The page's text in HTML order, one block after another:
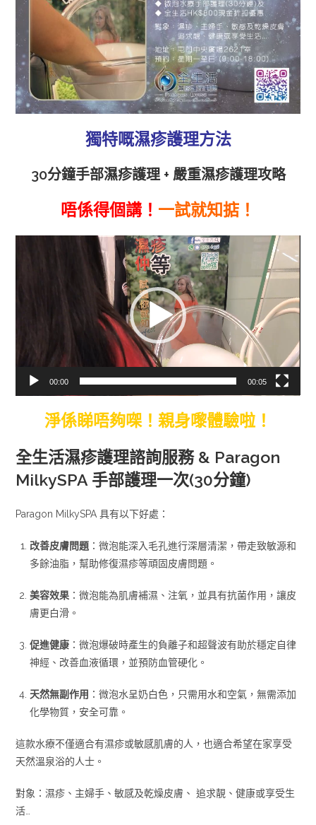
獨特嘅濕疹護理方法
30分鐘手部濕疹護理 + 嚴重濕疹護理攻略
唔係得個講！ 一試就知掂！
00:00 00:05
淨係睇唔夠㗎！親身嚟體驗啦！
全生活濕疹護理諮詢服務 & Paragon
MilkySPA 手部護理一次(30分鐘)
Paragon MilkySPA 具有以下好處：
改善皮膚問題 ：微泡能深入毛孔進行深層清潔，帶走致敏源和
多餘油脂，幫助修復濕疹等頑固皮膚問題。
美容效果 ：微泡能為肌膚補濕、注氧，並具有抗菌作用，讓皮
膚更白滑。
促進健康 ：微泡爆破時產生的負離子和超聲波有助於穩定自律
神經、改善血液循環，並預防血管硬化。
天然無副作用 ：微泡水呈奶白色，只需用水和空氣，無需添加
化學物質，安全可靠。
這款水療不僅適合有濕疹或敏感肌膚的人，也適合希望在家享受
天然溫泉浴的人士。
對象：濕疹、主婦手、敏感及乾燥皮膚、 追求靚、健康或享受生
活…